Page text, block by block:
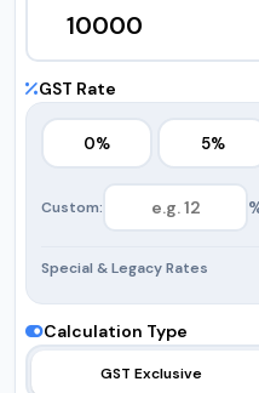
GST Rate
0% 5%
Custom:
Special & Legacy Rates
Calculation Type
GST Exclusive